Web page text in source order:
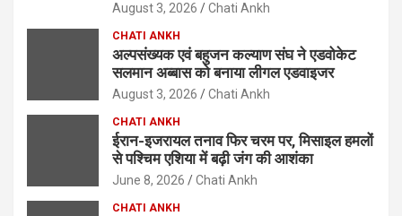
August 3, 2026 Chati Ankh
CHATI ANKH
अल्पसंख्यक एवं बहुजन कल्याण संघ ने एडवोकेट
सलमान अब्बास को बनाया लीगल एडवाइजर
August 3, 2026 Chati Ankh
CHATI ANKH
ईरान-इजरायल तनाव फिर चरम पर, मिसाइल हमलों
से पश्चिम एशिया में बढ़ी जंग की आशंका
June 8, 2026 Chati Ankh
CHATI ANKH